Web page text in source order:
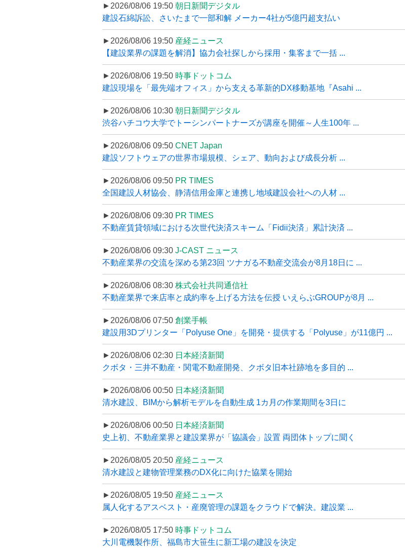
►2026/08/06 19:50 朝日新聞デジタル
建設石綿訴訟、さいたまで一部和解 メーカー4社が5億円超支払い
►2026/08/06 19:50 産経ニュース
【建設業界の課題を解消】協力会社探しから採用・集客まで一括 ...
►2026/08/06 19:50 時事ドットコム
建設現場を「最先端オフィス」から支える革新的DX移動基地『Asahi ...
►2026/08/06 10:30 朝日新聞デジタル
渋谷ハチコウ大学でトーシンパートナーズが講座を開催～人生100年 ...
►2026/08/06 09:50 CNET Japan
建設ソフトウェアの世界市場規模、シェア、動向および成長分析 ...
►2026/08/06 09:50 PR TIMES
全国建設人材協会、静清信用金庫と連携し地域建設会社への人材 ...
►2026/08/06 09:30 PR TIMES
不動産賃貸領域における次世代決済スキーム「Fidii決済」累計決済 ...
►2026/08/06 09:30 J-CAST ニュース
不動産業界の交流を深める第23回 ツナガる不動産交流会が8月18日に ...
►2026/08/06 08:30 株式会社共同通信社
不動産業界で来店率と成約率を上げる方法を伝授 いえらぶGROUPが8月 ...
►2026/08/06 07:50 創業手帳
建設用3Dプリンター「Polyuse One」を開発・提供する「Polyuse」が11億円 ...
►2026/08/06 02:30 日本経済新聞
クボタ・三井不動産・関電不動産開発、クボタ旧本社跡地を多目的 ...
►2026/08/06 00:50 日本経済新聞
清水建設、BIMから解析モデルを自動生成 1カ月の作業期間を3日に
►2026/08/06 00:50 日本経済新聞
史上初、不動産業界と建設業界が「協議会」設置 両団体トップに聞く
►2026/08/05 20:50 産経ニュース
清水建設と建物管理業務のDX化に向けた協業を開始
►2026/08/05 19:50 産経ニュース
属人化するアスベスト・産廃管理の課題をクラウドで解決。建設業 ...
►2026/08/05 17:50 時事ドットコム
大川電機製作所、福島市大笹生に新工場の建設を決定